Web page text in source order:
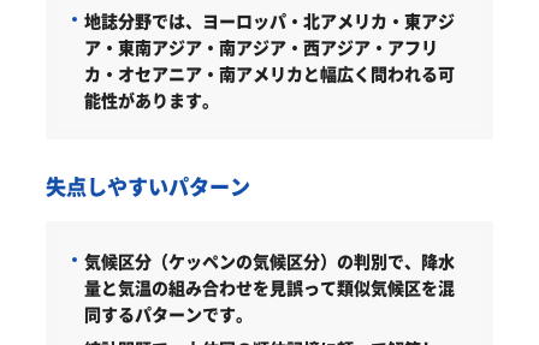
地誌分野では、ヨーロッパ・北アメリカ・東アジ
ア・東南アジア・南アジア・西アジア・アフリ
カ・オセアニア・南アメリカと幅広く問われる可
能性があります。
失点しやすいパターン
気候区分（ケッペンの気候区分）の判別で、降水
量と気温の組み合わせを見誤って類似気候区を混
同するパターンです。